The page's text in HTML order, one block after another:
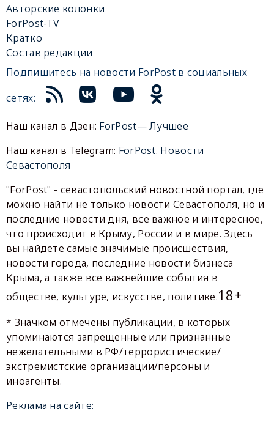
Авторские колонки
ForPost-TV
Кратко
Состав редакции
Подпишитесь на новости ForPost в социальных
сетях:
Наш канал в Дзен: ForPost— Лучшее
Наш канал в Telegram: ForPost. Новости
Севастополя
"ForPost" - севастопольский новостной портал, где
можно найти не только новости Севастополя, но и
последние новости дня, все важное и интересное,
что происходит в Крыму, России и в мире. Здесь
вы найдете самые значимые происшествия,
новости города, последние новости бизнеса
Крыма, а также все важнейшие события в
обществе, культуре, искусстве, политике.18+
* Значком отмечены публикации, в которых
упоминаются запрещенные или признанные
нежелательными в РФ/террористические/
экстремистские организации/персоны и
иноагенты.
Реклама на сайте: